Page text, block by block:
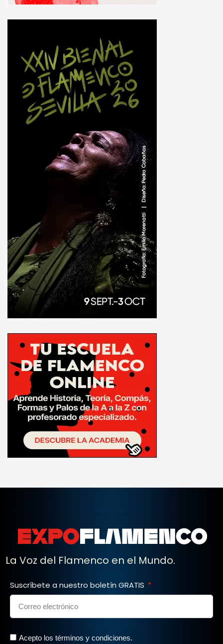
La Voz del Flamenco en el Mundo.
Suscríbete a nuestro boletín GRATIS
Acepto los términos y condiciones.